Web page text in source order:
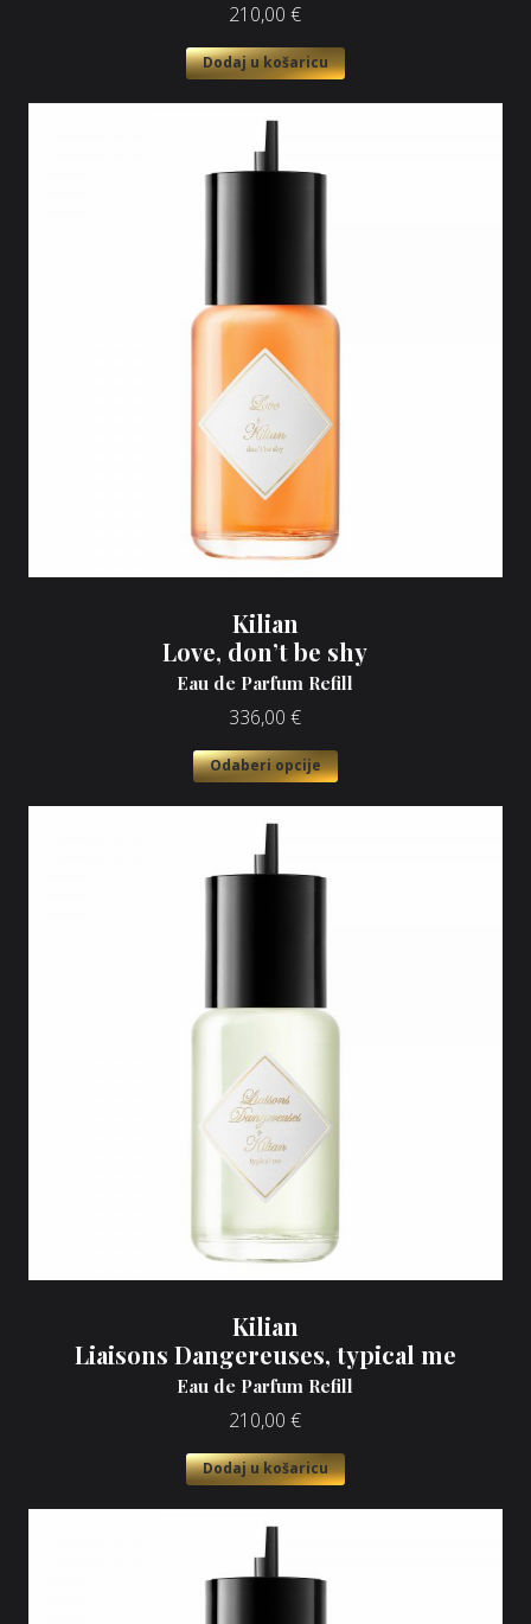
210,00 €
Dodaj u košaricu
Kilian
Love, don’t be shy
Eau de Parfum Refill
336,00 €
Odaberi opcije
Kilian
Liaisons Dangereuses, typical me
Eau de Parfum Refill
210,00 €
Dodaj u košaricu